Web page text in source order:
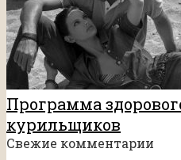
Программа
курильщиков
Свежие комментарии